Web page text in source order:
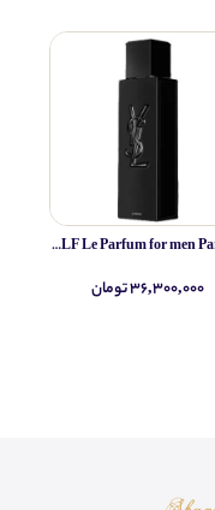
Yves Saint Laurent MYSLF Le Parfum for men Parfum
۳۶,۳۰۰,۰۰۰ تومان